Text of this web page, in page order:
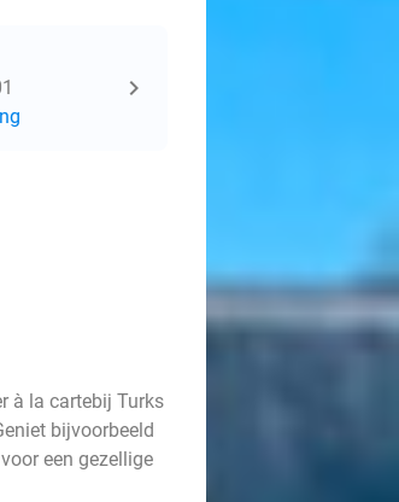
à la cartebij Turks
bijvoorbeeld
een gezellige